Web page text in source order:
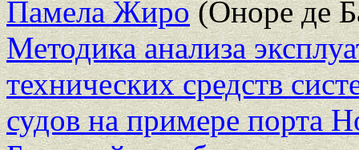
Памела Жиро(Оноре де
Методика анализа
технических средств
судов на примере порта